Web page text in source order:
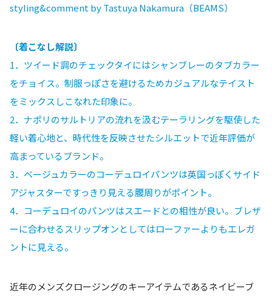
styling&comment by Tastuya Nakamura（BEAMS）
〔着こなし解説〕
1． ツイード調のチェックタイにはシャンブレーのタブカラー
をチョイス。制服っぽさを避けるためカジュアルなテイスト
をミックスしこなれた印象に。
2． ナポリのサルトリアの流れを汲むテーラリングを駆使した
軽い着心地と、時代性を反映させたシルエットで近年評価が
高まっているブランド。
3． ベージュカラーのコーデュロイパンツは英国っぽくサイド
アジャスターですっきり見える腰周りがポイント。
4． コーデュロイのパンツはスエードとの相性が良い。ブレザ
ーに合わせるスリップオンとしてはローファーよりもエレガ
ントに見える。
近年のメンズクロージングのキーアイテムであるネイビーブ